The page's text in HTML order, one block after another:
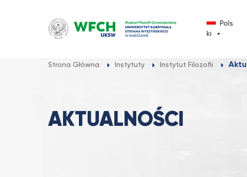
Pols
ki
Strona Główna Instytuty Instytut Filozofii
AKTUALNOŚCI